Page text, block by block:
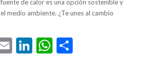
de calor es una opción sostenible y
medio ambiente. ¿Te unes al cambio
E Li WC